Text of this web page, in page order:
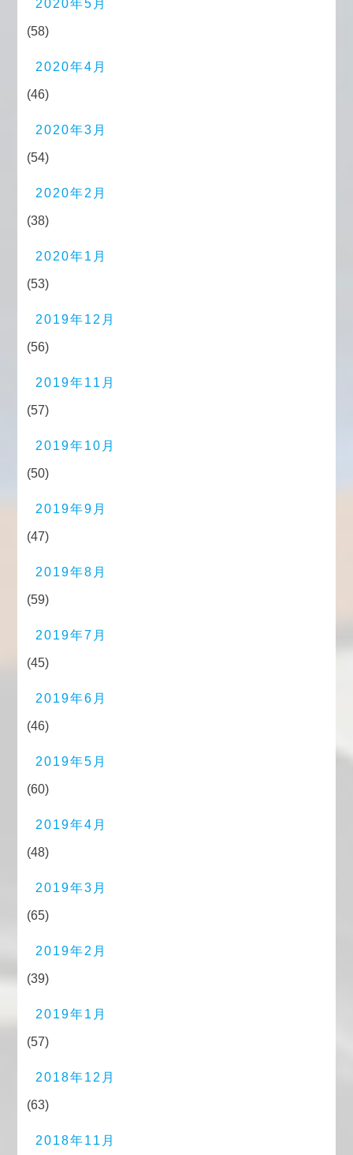
2020年5月
(58)
2020年4月
(46)
2020年3月
(54)
2020年2月
(38)
2020年1月
(53)
2019年12月
(56)
2019年11月
(57)
2019年10月
(50)
2019年9月
(47)
2019年8月
(59)
2019年7月
(45)
2019年6月
(46)
2019年5月
(60)
2019年4月
(48)
2019年3月
(65)
2019年2月
(39)
2019年1月
(57)
2018年12月
(63)
2018年11月